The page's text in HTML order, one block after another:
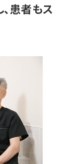
患者もス